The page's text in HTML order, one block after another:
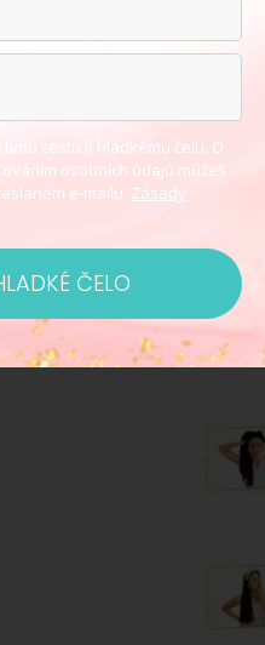
cestu k hladkému čelu. O
osobních údajů můžeš
e-mailu. Zásady
ČELO